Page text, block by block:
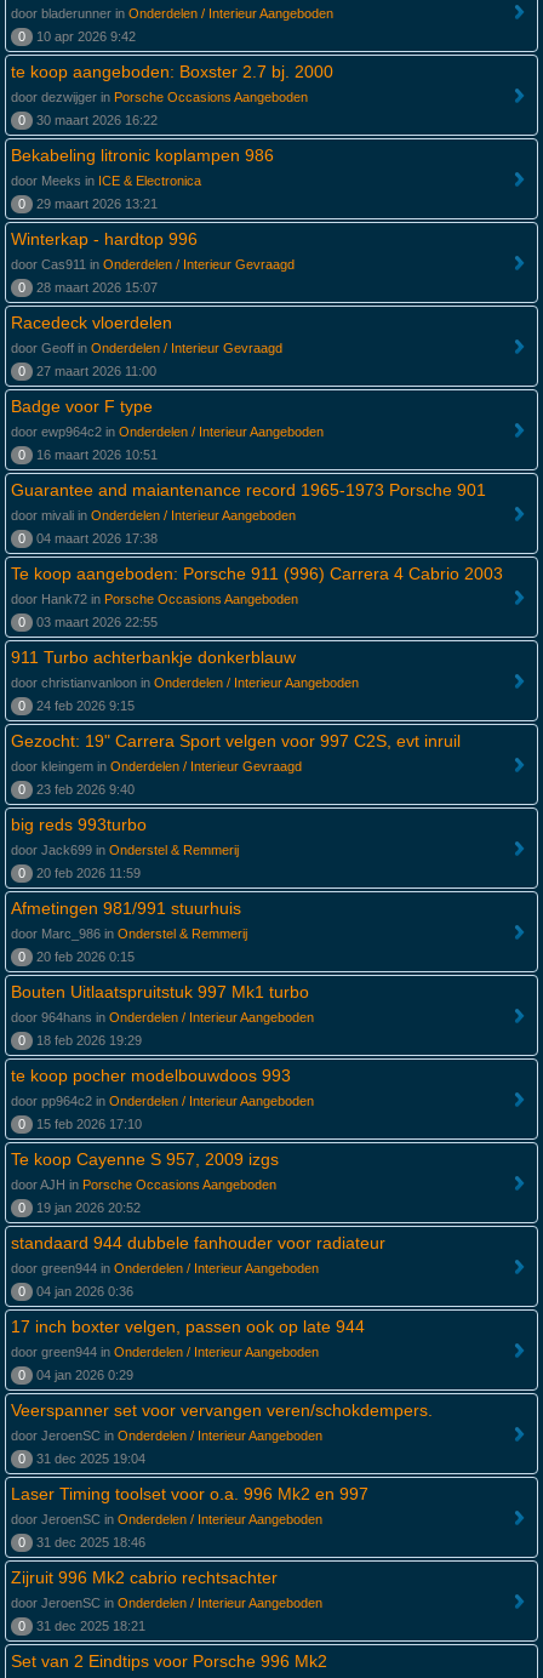
door bladerunner in Onderdelen / Interieur Aangeboden
0
10 apr 2026 9:42
te koop aangeboden: Boxster 2.7 bj. 2000
door dezwijger in Porsche Occasions Aangeboden
0
30 maart 2026 16:22
Bekabeling litronic koplampen 986
door Meeks in ICE & Electronica
0
29 maart 2026 13:21
Winterkap - hardtop 996
door Cas911 in Onderdelen / Interieur Gevraagd
0
28 maart 2026 15:07
Racedeck vloerdelen
door Geoff in Onderdelen / Interieur Gevraagd
0
27 maart 2026 11:00
Badge voor F type
door ewp964c2 in Onderdelen / Interieur Aangeboden
0
16 maart 2026 10:51
Guarantee and maiantenance record 1965-1973 Porsche 901
door mivali in Onderdelen / Interieur Aangeboden
0
04 maart 2026 17:38
Te koop aangeboden: Porsche 911 (996) Carrera 4 Cabrio 2003
door Hank72 in Porsche Occasions Aangeboden
0
03 maart 2026 22:55
911 Turbo achterbankje donkerblauw
door christianvanloon in Onderdelen / Interieur Aangeboden
0
24 feb 2026 9:15
Gezocht: 19" Carrera Sport velgen voor 997 C2S, evt inruil
door kleingem in Onderdelen / Interieur Gevraagd
0
23 feb 2026 9:40
big reds 993turbo
door Jack699 in Onderstel & Remmerij
0
20 feb 2026 11:59
Afmetingen 981/991 stuurhuis
door Marc_986 in Onderstel & Remmerij
0
20 feb 2026 0:15
Bouten Uitlaatspruitstuk 997 Mk1 turbo
door 964hans in Onderdelen / Interieur Aangeboden
0
18 feb 2026 19:29
te koop pocher modelbouwdoos 993
door pp964c2 in Onderdelen / Interieur Aangeboden
0
15 feb 2026 17:10
Te koop Cayenne S 957, 2009 izgs
door AJH in Porsche Occasions Aangeboden
0
19 jan 2026 20:52
standaard 944 dubbele fanhouder voor radiateur
door green944 in Onderdelen / Interieur Aangeboden
0
04 jan 2026 0:36
17 inch boxter velgen, passen ook op late 944
door green944 in Onderdelen / Interieur Aangeboden
0
04 jan 2026 0:29
Veerspanner set voor vervangen veren/schokdempers.
door JeroenSC in Onderdelen / Interieur Aangeboden
0
31 dec 2025 19:04
Laser Timing toolset voor o.a. 996 Mk2 en 997
door JeroenSC in Onderdelen / Interieur Aangeboden
0
31 dec 2025 18:46
Zijruit 996 Mk2 cabrio rechtsachter
door JeroenSC in Onderdelen / Interieur Aangeboden
0
31 dec 2025 18:21
Set van 2 Eindtips voor Porsche 996 Mk2